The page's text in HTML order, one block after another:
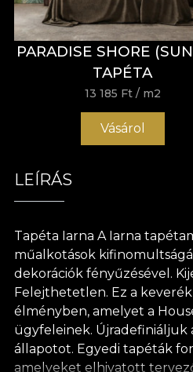
PARADISE SHORE
TAPÉTA
13 185 Ft / m2
Vásárol
LEÍRÁS
Tapéta Iarna A Iarna
műalkotások
dekorációk fényűzésével.
Felejthetetlen. Ez a
élményben, amelyet a
ügyfeleinek. Újradefiniáljuk
állapotot. Egyedi tapéták
amelyeket elhivatott